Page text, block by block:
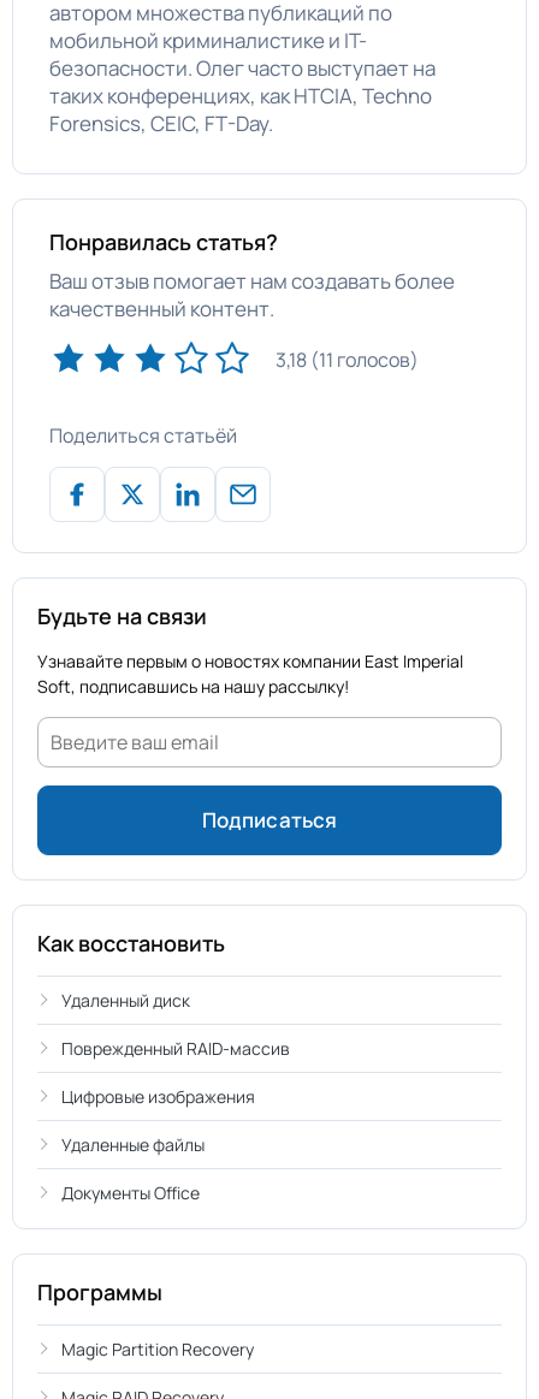
автором множества публикаций по
мобильной криминалистике и IT-
безопасности. Олег часто выступает на
таких конференциях, как HTCIA, Techno
Forensics, CEIC, FT-Day.
Понравилась статья?
Ваш отзыв помогает нам создавать более
качественный контент.
3,18 (11 голосов)
Поделиться статьёй
Будьте на связи
Узнавайте первым о новостях компании East Imperial
Soft, подписавшись на нашу рассылку!
Как восстановить
Удаленный диск
Поврежденный RAID-массив
Цифровые изображения
Удаленные файлы
Документы Office
Программы
Magic Partition Recovery